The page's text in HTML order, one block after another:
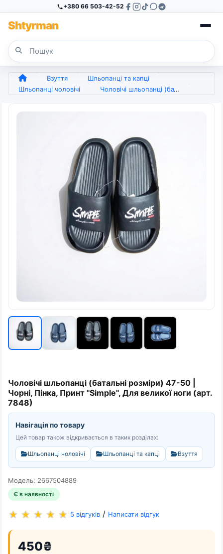
+380 66 503-42-52
Shtyrman
Взуття
Шльопанці та капці
Шльопанці чоловічі
Чоловічі шльопанці (батальні розміри) 47-50 | Чорні, Пінка, Принт "Simple", Для великої ноги (арт. 7848)
Чоловічі шльопанці (батальні розміри) 47-50 |
Чорні, Пінка, Принт "Simple", Для великої ноги (арт.
7848)
Навігація по товару
Цей товар також відкривається в таких розділах:
Шльопанці чоловічі Шльопанці та капці Взуття
Модель: 2667504889
Є в наявності
5 відгуків / Написати відгук
450₴